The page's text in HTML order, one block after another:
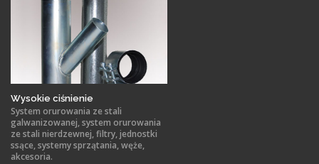
Wysokie ciśnienie
System orurowania ze stali
galwanizowanej, system orurowania
ze stali nierdzewnej, filtry, jednostki
ssące, systemy sprzątania, węże,
akcesoria.